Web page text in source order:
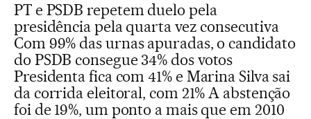
PT e PSDB repetem duelo pela
presidência pela quarta vez consecutiva
Com 99% das urnas apuradas, o candidato
do PSDB consegue 34% dos votos
Presidenta fica com 41% e Marina Silva sai
da corrida eleitoral, com 21% A abstenção
foi de 19%, um ponto a mais que em 2010